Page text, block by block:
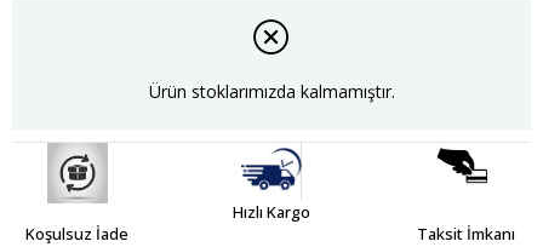
Ürün stoklarımızda kalmamıştır.
Koşulsuz İade
Hızlı Kargo
Taksit İmkanı